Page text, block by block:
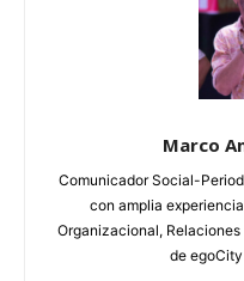
Marco
Comunicador Social-
con amplia
Organizacional,
de